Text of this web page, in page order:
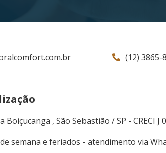
(12) 3865-
, São Sebastião / SP - CRECI J
semana e feriados - atendimento via